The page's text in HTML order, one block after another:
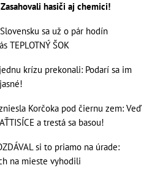
hasiči aj chemici!
sa už o pár hodín
TEPLOTNÝ ŠOK
krízu prekonali: Podarí sa im
Korčoka pod čiernu zem: Veď
a trestá sa basou!
si to priamo na úrade:
na mieste vyhodili